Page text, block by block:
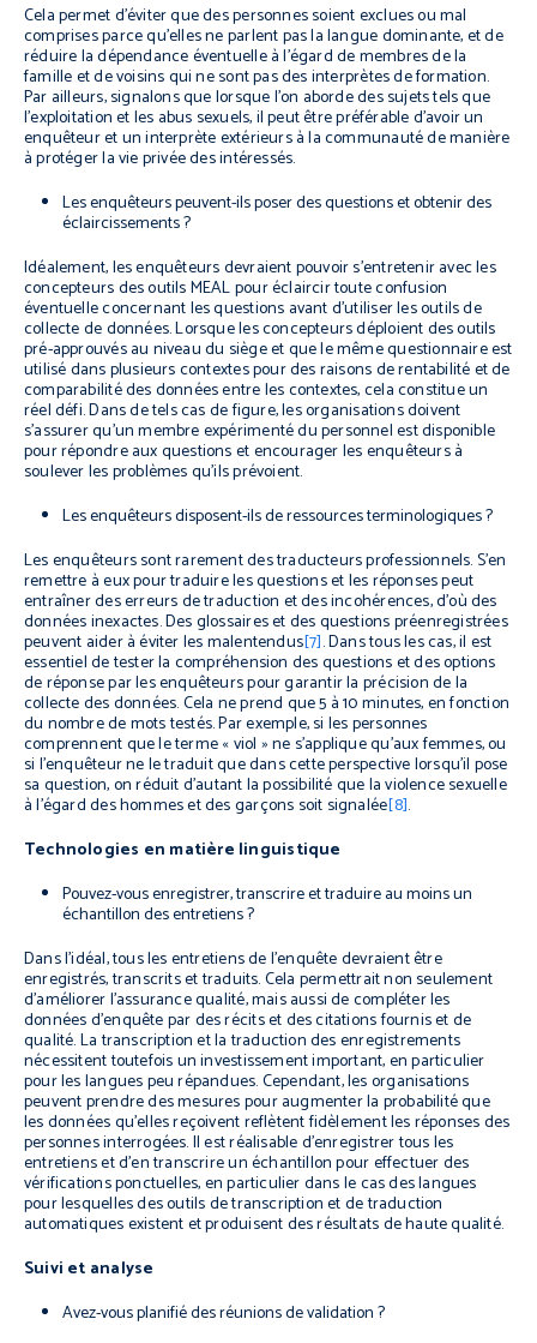
Cela permet d’éviter que des personnes soient exclues ou mal
comprises parce qu’elles ne parlent pas la langue dominante, et de
réduire la dépendance éventuelle à l’égard de membres de la
famille et de voisins qui ne sont pas des interprètes de formation.
Par ailleurs, signalons que lorsque l’on aborde des sujets tels que
l’exploitation et les abus sexuels, il peut être préférable d’avoir un
enquêteur et un interprète extérieurs à la communauté de manière
à protéger la vie privée des intéressés.
Les enquêteurs peuvent-ils poser des questions et obtenir des
éclaircissements ?
Idéalement, les enquêteurs devraient pouvoir s’entretenir avec les
concepteurs des outils MEAL pour éclaircir toute confusion
éventuelle concernant les questions avant d’utiliser les outils de
collecte de données. Lorsque les concepteurs déploient des outils
pré-approuvés au niveau du siège et que le même questionnaire est
utilisé dans plusieurs contextes pour des raisons de rentabilité et de
comparabilité des données entre les contextes, cela constitue un
réel défi. Dans de tels cas de figure, les organisations doivent
s’assurer qu’un membre expérimenté du personnel est disponible
pour répondre aux questions et encourager les enquêteurs à
soulever les problèmes qu’ils prévoient.
Les enquêteurs disposent-ils de ressources terminologiques ?
Les enquêteurs sont rarement des traducteurs professionnels. S’en
remettre à eux pour traduire les questions et les réponses peut
entraîner des erreurs de traduction et des incohérences, d’où des
données inexactes. Des glossaires et des questions préenregistrées
peuvent aider à éviter les malentendus[7].Dans tous les cas, il est
essentiel de tester la compréhension des questions et des options
de réponse par les enquêteurs pour garantir la précision de la
collecte des données. Cela ne prend que 5 à 10 minutes, en fonction
du nombre de mots testés. Par exemple, si les personnes
comprennent que le terme « viol » ne s’applique qu’aux femmes, ou
si l’enquêteur ne le traduit que dans cette perspective lorsqu’il pose
sa question, on réduit d’autant la possibilité que la violence sexuelle
à l’égard des hommes et des garçons soit signalée[8].
Technologies en matière linguistique
Pouvez-vous enregistrer, transcrire et traduire au moins un
échantillon des entretiens ?
Dans l’idéal, tous les entretiens de l’enquête devraient être
enregistrés, transcrits et traduits. Cela permettrait non seulement
d’améliorer l’assurance qualité, mais aussi de compléter les
données d’enquête par des récits et des citations fournis et de
qualité. La transcription et la traduction des enregistrements
nécessitent toutefois un investissement important, en particulier
pour les langues peu répandues. Cependant, les organisations
peuvent prendre des mesures pour augmenter la probabilité que
les données qu’elles reçoivent reflètent fidèlement les réponses des
personnes interrogées. Il est réalisable d’enregistrer tous les
entretiens et d’en transcrire un échantillon pour effectuer des
vérifications ponctuelles, en particulier dans le cas des langues
pour lesquelles des outils de transcription et de traduction
automatiques existent et produisent des résultats de haute qualité.
Suivi et analyse
Avez-vous planifié des réunions de validation ?